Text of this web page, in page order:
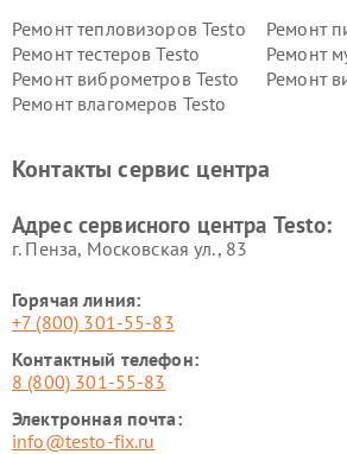
Ремонт тепловизоров Testo
Ремонт
Ремонт тестеров Testo
Ремонт
Ремонт виброметров Testo
Ремонт
Ремонт влагомеров Testo
Контакты сервис центра
Адрес сервисного центра Testo:
г. Пенза, Московская ул., 83
Горячая линия:
+7 (800) 301-55-83
Контактный телефон:
8 (800) 301-55-83
Электронная почта:
info@testo-fix.ru